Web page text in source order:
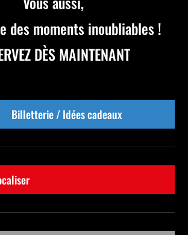
des moments inoubliables !
DÈS MAINTENANT
Billetterie / Idées cadeaux